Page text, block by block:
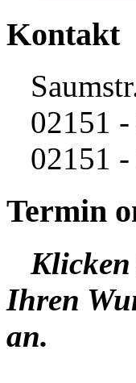
Kontakt
02151
02151
Termin
Ihren
an.